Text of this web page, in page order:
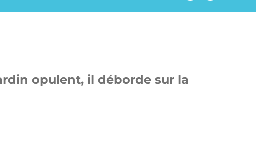
opulent, il déborde sur la